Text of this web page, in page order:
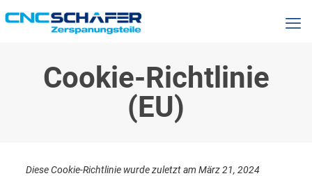
Cookie-Richtlinie
(EU)
Diese Cookie-Richtlinie wurde zuletzt am März 21, 2024